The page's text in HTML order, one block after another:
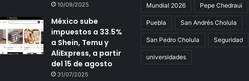
10/09/2025
México sube
impuestos a 33.5%
a Shein, Temu y
AliExpress, a partir
del 15 de agosto
31/07/2025
Mundial 2026 Pepe Chedraui
Puebla San Andrés Cholula
San Pedro Cholula Seguridad
universidades